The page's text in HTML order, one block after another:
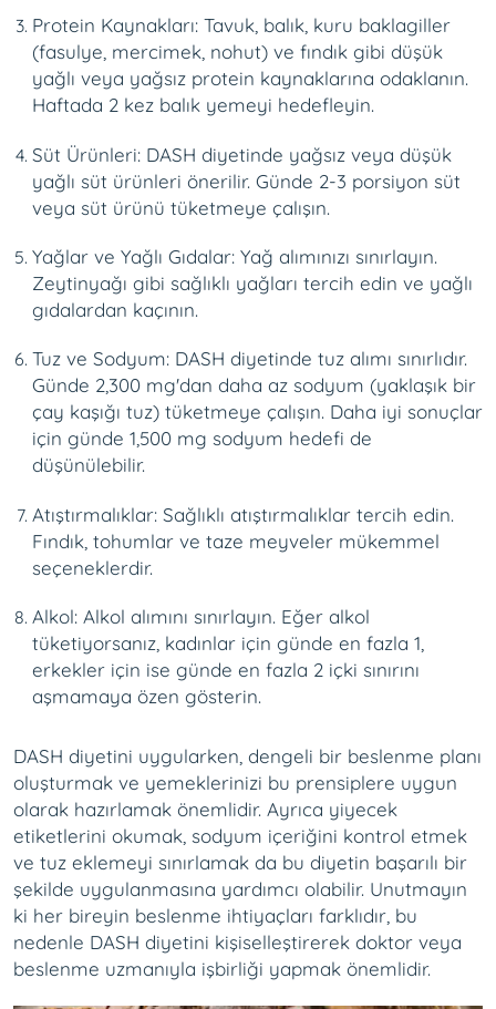
Protein Kaynakları: Tavuk, balık, kuru baklagiller
(fasulye, mercimek, nohut) ve fındık gibi düşük
yağlı veya yağsız protein kaynaklarına odaklanın.
Haftada 2 kez balık yemeyi hedefleyin.
Süt Ürünleri: DASH diyetinde yağsız veya düşük
yağlı süt ürünleri önerilir. Günde 2-3 porsiyon süt
veya süt ürünü tüketmeye çalışın.
Yağlar ve Yağlı Gıdalar: Yağ alımınızı sınırlayın.
Zeytinyağı gibi sağlıklı yağları tercih edin ve yağlı
gıdalardan kaçının.
Tuz ve Sodyum: DASH diyetinde tuz alımı sınırlıdır.
Günde 2,300 mg'dan daha az sodyum (yaklaşık bir
çay kaşığı tuz) tüketmeye çalışın. Daha iyi sonuçlar
için günde 1,500 mg sodyum hedefi de
düşünülebilir.
Atıştırmalıklar: Sağlıklı atıştırmalıklar tercih edin.
Fındık, tohumlar ve taze meyveler mükemmel
seçeneklerdir.
Alkol: Alkol alımını sınırlayın. Eğer alkol
tüketiyorsanız, kadınlar için günde en fazla 1,
erkekler için ise günde en fazla 2 içki sınırını
aşmamaya özen gösterin.
DASH diyetini uygularken, dengeli bir beslenme planı
oluşturmak ve yemeklerinizi bu prensiplere uygun
olarak hazırlamak önemlidir. Ayrıca yiyecek
etiketlerini okumak, sodyum içeriğini kontrol etmek
ve tuz eklemeyi sınırlamak da bu diyetin başarılı bir
şekilde uygulanmasına yardımcı olabilir. Unutmayın
ki her bireyin beslenme ihtiyaçları farklıdır, bu
nedenle DASH diyetini kişiselleştirerek doktor veya
beslenme uzmanıyla işbirliği yapmak önemlidir.